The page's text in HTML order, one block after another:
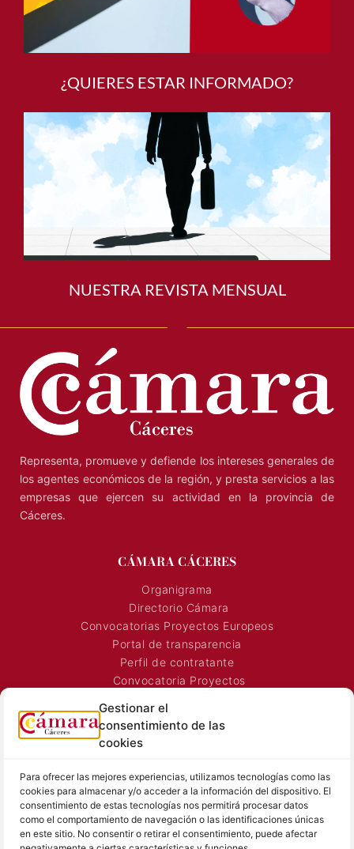
Gestionar el
consentimiento de las
cookies
Para ofrecer las mejores experiencias, utilizamos tecnologías como las
cookies para almacenar y/o acceder a la información del dispositivo. El
consentimiento de estas tecnologías nos permitirá procesar datos
como el comportamiento de navegación o las identificaciones únicas
en este sitio. No consentir o retirar el consentimiento, puede afectar
¿QUIERES ESTAR INFORMADO?
NUESTRA REVISTA MENSUAL
Representa, promueve y defiende los intereses generales de
los agentes económicos de la región, y presta servicios a las
empresas que ejercen su actividad en la provincia de
CÁMARA CÁCERES
Organigrama
Convocatorias Proyectos Europeos
Portal de transparencia
Convocatoria Proyectos
Horarios Comerciales
Señalización Comercial
SALA DE PRENSA
Noticias Cámara
Sala de prensa
TEXTOS LEGALES
Aviso Legal
Política de Privacidad